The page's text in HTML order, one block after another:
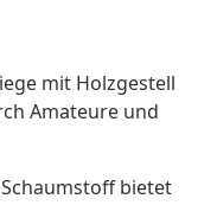
mit Holzgestell
Amateure und
bietet